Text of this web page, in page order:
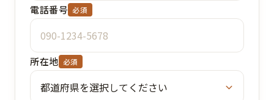
電話番号 必須
所在地 必須